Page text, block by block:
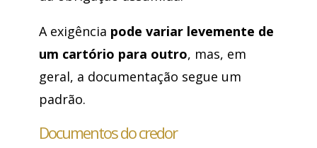
A exigência pode variar levemente de
um cartório para outro, mas, em
geral, a documentação segue um
padrão.
Documentos do credor